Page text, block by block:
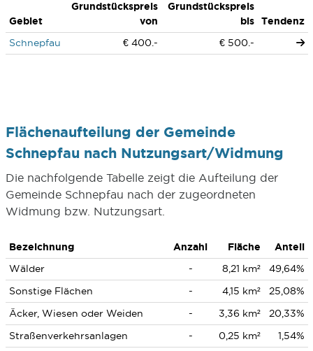
Gebiet
Grundstückspreis
von
Grundstückspreis
bis
Tendenz
Schnepfau
€ 400.- € 500.-
Flächenaufteilung der Gemeinde
Schnepfau nach Nutzungsart/Widmung
Die nachfolgende Tabelle zeigt die Aufteilung der
Gemeinde Schnepfau nach der zugeordneten
Widmung bzw. Nutzungsart.
Bezeichnung Anzahl Fläche
Anteil
Wälder
- 8,21 km²
49,64%
Sonstige Flächen
- 4,15 km²
25,08%
Äcker, Wiesen oder Weiden
- 3,36 km²
20,33%
Straßenverkehrsanlagen
- 0,25 km² 1,54%